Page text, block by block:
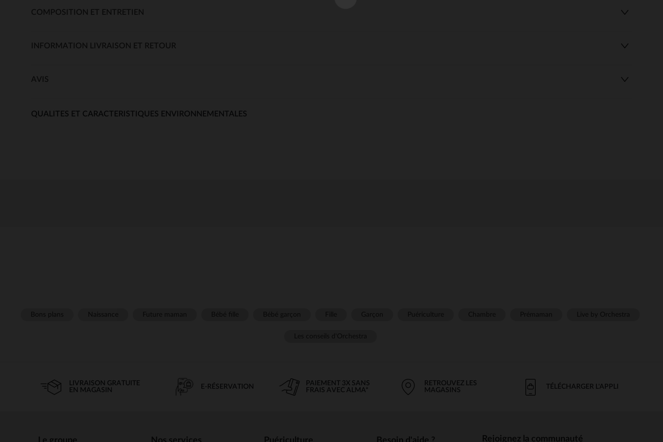
COMPOSITION ET ENTRETIEN
INFORMATION LIVRAISON ET RETOUR
AVIS
QUALITES ET CARACTERISTIQUES ENVIRONNEMENTALES
LIVRAISON GRATUITE
EN MAGASIN
E-RÉSERVATION
PAIEMENT 3X SANS
FRAIS AVEC ALMA*
RETROUVEZ LES
MAGASINS
TÉLÉCHARGER L'APPLI
Rejoignez la communauté